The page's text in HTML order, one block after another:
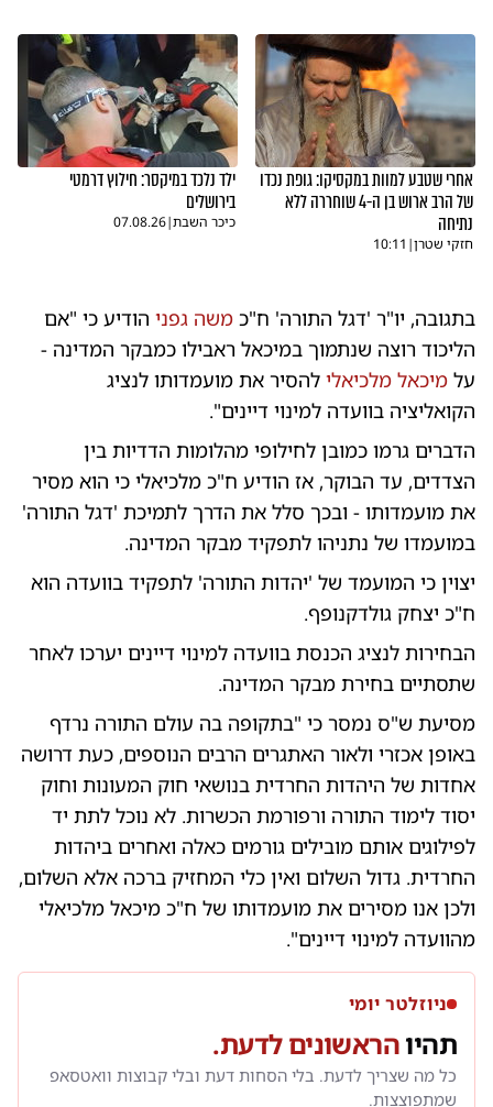
אחרי שטבע למוות במקסיקו: גופת נכדו
של הרב ארוש בן ה-4 שוחררה ללא
נתיחה
חזקי שטרן|
10:11
ילד נלכד במיקסר: חילוץ דרמטי
בירושלים
כיכר השבת|
07.08.26
בתגובה, יו"ר 'דגל התורה' ח"כ משה גפני הודיע כי "אם
הליכוד רוצה שנתמוך במיכאל ראבילו כמבקר המדינה -
על מיכאל מלכיאלי להסיר את מועמדותו לנציג
הקואליציה בוועדה למינוי דיינים".
הדברים גרמו כמובן לחילופי מהלומות הדדיות בין
הצדדים, עד הבוקר, אז הודיע ח"כ מלכיאלי כי הוא מסיר
את מועמדותו - ובכך סלל את הדרך לתמיכת 'דגל התורה'
במועמדו של נתניהו לתפקיד מבקר המדינה.
יצוין כי המועמד של 'יהדות התורה' לתפקיד בוועדה הוא
ח"כ יצחק גולדקנופף.
הבחירות לנציג הכנסת בוועדה למינוי דיינים יערכו לאחר
שתסתיים בחירת מבקר המדינה.
מסיעת ש"ס נמסר כי "בתקופה בה עולם התורה נרדף
באופן אכזרי ולאור האתגרים הרבים הנוספים, כעת דרושה
אחדות של היהדות החרדית בנושאי חוק המעונות וחוק
יסוד לימוד התורה ורפורמת הכשרות. לא נוכל לתת יד
לפילוגים אותם מובילים גורמים כאלה ואחרים ביהדות
החרדית. גדול השלום ואין כלי המחזיק ברכה אלא השלום,
ולכן אנו מסירים את מועמדותו של ח"כ מיכאל מלכיאלי
מהוועדה למינוי דיינים".
ניוזלטר יומי
תהיוהראשונים לדעת.
כל מה שצריך לדעת. בלי הסחות דעת ובלי קבוצות וואטסאפ
שמתפוצצות.